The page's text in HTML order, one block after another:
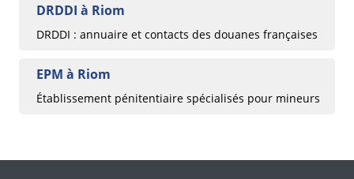
DRDDI à Riom
DRDDI : annuaire et contacts des douanes françaises
EPM à Riom
Établissement pénitentiaire spécialisés pour mineurs